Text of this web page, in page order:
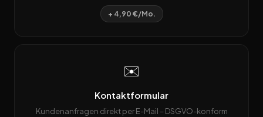
+ 4,90 €/Mo.
✉️
Kontaktformular
Kundenanfragen direkt per E-Mail – DSGVO-konform